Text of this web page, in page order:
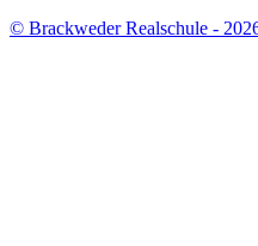
© Brackweder Realschule -